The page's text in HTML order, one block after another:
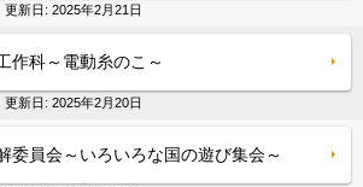
新日: 2025年2月21日
作科～電動糸のこ～
新日: 2025年2月20日
委員会～いろいろな国の遊び集会～